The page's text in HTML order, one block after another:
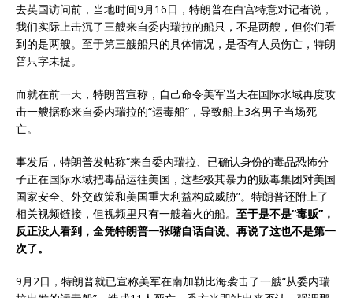
去英国访问前，当地时间9月16日，特朗普在白宫特意对记者说，
我们实际上击沉了三艘来自委内瑞拉的船只，不是两艘，但你们看
到的是两艘。至于第三艘船只的具体情况，是否有人员伤亡，特朗
普只字未提。
而就在前一天，特朗普宣称，自己命令美军当天在国际水域再度攻
击一艘据称来自委内瑞拉的“运毒船”，导致船上3名男子当场死
亡。
事发后，特朗普发帖称“来自委内瑞拉、已确认身份的毒品恐怖分
子正在国际水域把毒品运往美国，这些极其暴力的贩毒集团对美国
国家安全、外交政策和美国重大利益构成威胁”。特朗普还附上了
相关视频链接，但视频里只有一艘着火的船。 至于是不是“毒贩”，
反正没人看到，全凭特朗普一张嘴自话自说。再说了这也不是第一
次了。
9月2日，特朗普就已宣称美军在南加勒比海袭击了一艘“从委内瑞